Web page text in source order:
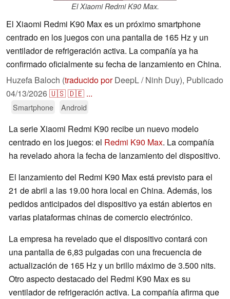
El Xiaomi Redmi K90 Max.
El Xiaomi Redmi K90 Max es un próximo smartphone
centrado en los juegos con una pantalla de 165 Hz y un
ventilador de refrigeración activa. La compañía ya ha
confirmado oficialmente su fecha de lanzamiento en China.
Huzefa Baloch (traducido porDeepL / Ninh Duy), Publicado
04/13/2026🇺🇸🇩🇪 ...
Smartphone Android
La serie Xiaomi Redmi K90 recibe un nuevo modelo
centrado en los juegos: el Redmi K90 Max. La compañía
ha revelado ahora la fecha de lanzamiento del dispositivo.
El lanzamiento del Redmi K90 Max está previsto para el
21 de abril a las 19.00 hora local en China. Además, los
pedidos anticipados del dispositivo ya están abiertos en
varias plataformas chinas de comercio electrónico.
La empresa ha revelado que el dispositivo contará con
una pantalla de 6,83 pulgadas con una frecuencia de
actualización de 165 Hz y un brillo máximo de 3.500 nits.
Otro aspecto destacado del Redmi K90 Max es su
ventilador de refrigeración activa. La compañía afirma que